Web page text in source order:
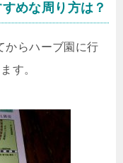
めな周り方は？
からハーブ園に行
す。